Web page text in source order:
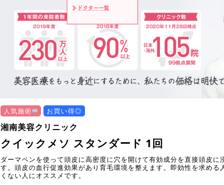
人気施術 お買い得◎
湘南美容クリニック
クイックメソ スタンダード 1回
ダーマペンを使って頭皮に高密度に穴を開けて有効成分を直接頭皮に
す。頭皮の血行促進効果があり育毛環境を整えます。即効性を求める
くない人にオススメです。